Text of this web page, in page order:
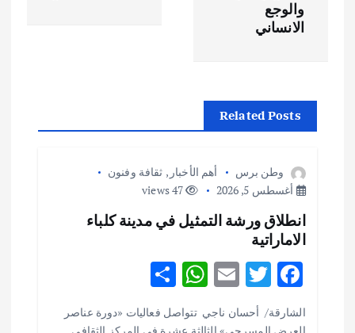
والوجع
الانساني
Related Posts
وطن برس أهم الأخبار , ثقافة وفنون
أغسطس 5, 2026
47 views
انطلاق ورشة التمثيل في مدينة كلباء
الاماراتية
F
ac
e
T
w
it
E
ai
W
h
at
h
ar
الشارقة/ أحسان ناجي تتواصل فعاليات «دورة عناصر
العرض المسرحي» الثالثة عشرة في المركز الثقافي